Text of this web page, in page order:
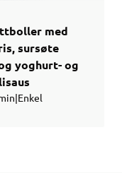
med
sursøte
yoghurt- og
|Enkel